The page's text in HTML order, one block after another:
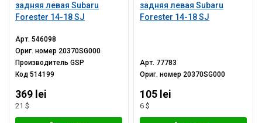
задняя левая Subaru
Forester 14-18 SJ
Арт.546098
Ориг. номер 20370SG000
ПроизводительGSP
Код514199
369 lei
21 $
задняя левая Subaru
Forester 14-18 SJ
Арт. 77783
Ориг. номер 20370SG000
105 lei
6 $